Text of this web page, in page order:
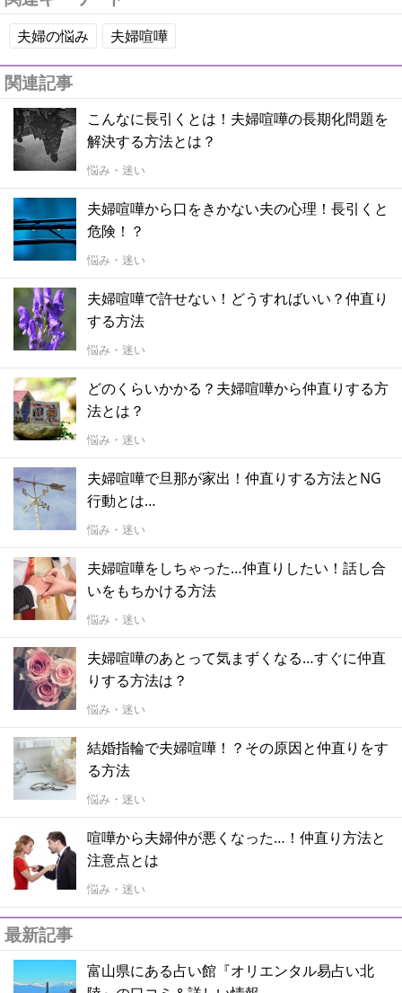
夫婦の悩み 夫婦喧嘩
関連記事
こんなに長引くとは！夫婦喧嘩の長期化問題を
解決する方法とは？
悩み・迷い
夫婦喧嘩から口をきかない夫の心理！長引くと
危険！？
悩み・迷い
夫婦喧嘩で許せない！どうすればいい？仲直り
する方法
悩み・迷い
どのくらいかかる？夫婦喧嘩から仲直りする方
法とは？
悩み・迷い
夫婦喧嘩で旦那が家出！仲直りする方法とNG
行動とは…
悩み・迷い
夫婦喧嘩をしちゃった…仲直りしたい！話し合
いをもちかける方法
悩み・迷い
夫婦喧嘩のあとって気まずくなる…すぐに仲直
りする方法は？
悩み・迷い
結婚指輪で夫婦喧嘩！？その原因と仲直りをす
る方法
悩み・迷い
喧嘩から夫婦仲が悪くなった…！仲直り方法と
注意点とは
悩み・迷い
最新記事
富山県にある占い館『オリエンタル易占い北